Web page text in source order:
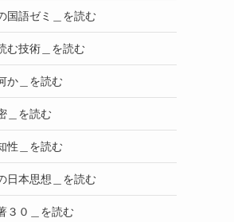
国語ゼミ＿を読む
む技術＿を読む
か＿を読む
＿を読む
性＿を読む
日本思想＿を読む
３０＿を読む